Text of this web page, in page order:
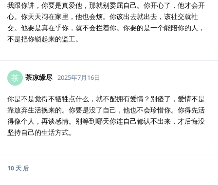
我跟你讲，你要是真爱他，那就别委屈自己。你开心了，他才会开
心。你天天闷在家里，他也会烦。你该出去就出去，该社交就社
交。他要是真在乎你，就不会拦着你。你要的是一个能陪你的人，
不是把你锁起来的监工。
茶 茶凉缘尽 2025年7月16日
你是不是觉得不牺牲点什么，就不配拥有爱情？别傻了，爱情不是
靠放弃生活换来的。你要是没了自己，他也不会珍惜你。你得先活
得像个人，再谈感情。别等到哪天你连自己都认不出来，才后悔没
坚持自己的生活方式。
10 天 后